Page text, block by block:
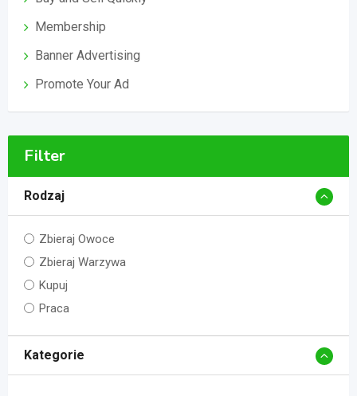
Membership
Banner Advertising
Promote Your Ad
Filter
Rodzaj
Zbieraj Owoce
Zbieraj Warzywa
Kupuj
Praca
Kategorie